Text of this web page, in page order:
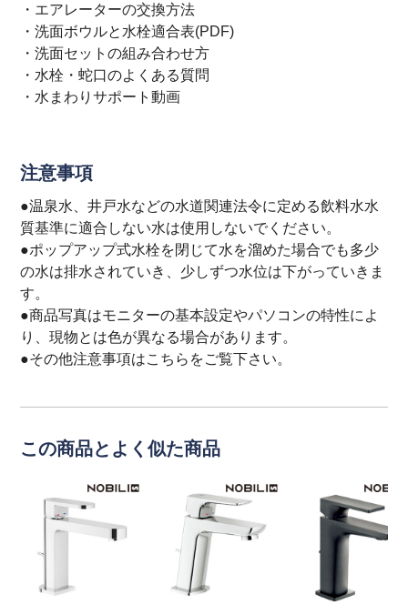
・ エアレーターの交換方法
・洗面ボウルと水栓適合表(PDF)
・洗面セットの組み合わせ方
・ 水栓・蛇口のよくある質問
・ 水まわりサポート動画
注意事項
●温泉水、井戸水などの水道関連法令に定める飲料水水
質基準に適合しない水は使用しないでください。
●ポップアップ式水栓を閉じて水を溜めた場合でも多少
の水は排水されていき、少しずつ水位は下がっていきま
す。
●商品写真はモニターの基本設定やパソコンの特性によ
り、現物とは色が異なる場合があります。
●その他注意事項はこちら をご覧下さい。
この商品とよく似た商品